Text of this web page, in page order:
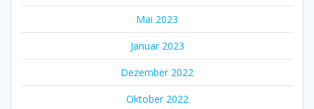
Mai 2023
Januar 2023
Dezember 2022
Oktober 2022